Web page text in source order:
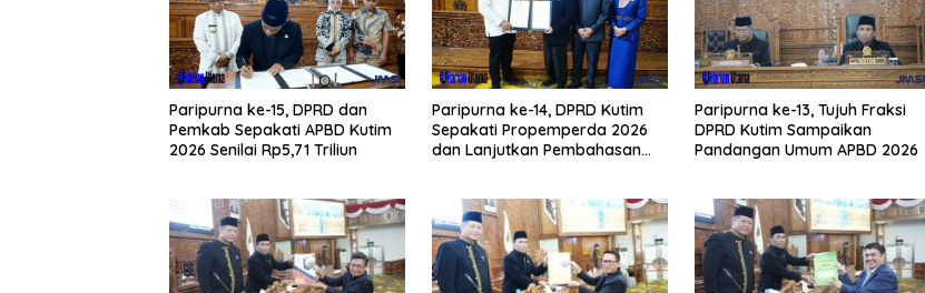
Paripurna ke-15, DPRD dan
Pemkab Sepakati APBD Kutim
2026 Senilai Rp5,71 Triliun
Paripurna ke-14, DPRD Kutim
Sepakati Propemperda 2026
dan Lanjutkan Pembahasan
Paripurna ke-13, Tujuh Fraksi
DPRD Kutim Sampaikan
Pandangan Umum APBD 2026